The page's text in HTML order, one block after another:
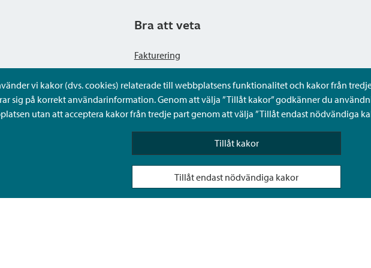
vi kakor (dvs. cookies) relaterade till webbplatsens funktionalitet och kakor från
sig på korrekt användarinformation. Genom att välja ”Tillåt kakor” godkänner du
utan att acceptera kakor från tredje part genom att välja ”Tillåt endast nödvändiga
Tillåt kakor
Tillåt endast nödvändiga kakor
Bra att veta
Fakturering
Dataskyddsbeskrivning
Tillgänglighetsutlåtande
Sköta ärenden för någon annan i Sibbos Mina tjänster